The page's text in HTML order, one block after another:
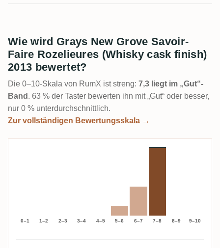
Wie wird Grays New Grove Savoir-
Faire Rozelieures (Whisky cask finish)
2013 bewertet?
Die 0–10-Skala von RumX ist streng: 7,3 liegt im „Gut“-
Band . 63 % der Taster bewerten ihn mit „Gut“ oder besser,
nur 0 % unterdurchschnittlich.
Zur vollständigen Bewertungsskala →
0–1 1–2 2–3 3–4 4–5 5–6 6–7 7–8 8–9 9–10